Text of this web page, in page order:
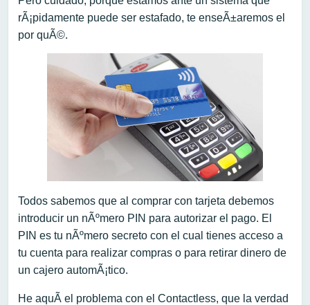
rÃ¡pidamente puede ser estafado, te enseÃ±aremos el
por quÃ©.
Todos sabemos que al comprar con tarjeta debemos
introducir un nÃºmero PIN para autorizar el pago. El
PIN es tu nÃºmero secreto con el cual tienes acceso a
tu cuenta para realizar compras o para retirar dinero de
un cajero automÃ¡tico.
He aquÃ­ el problema con el Contactless, que la verdad